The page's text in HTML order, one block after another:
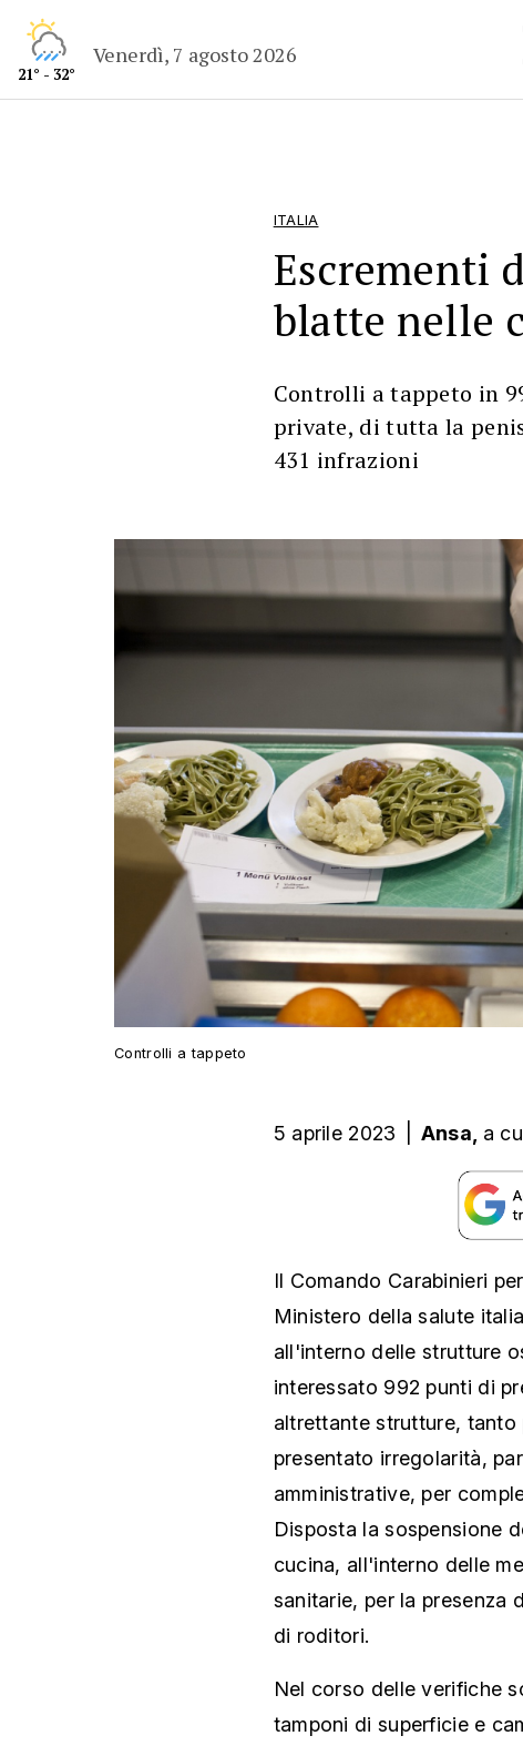
21° - 32°
Venerdì, 7 agosto 2026
ITALIA
Escrementi
blatte nelle
Controlli a tappeto in
private, di tutta la
431 infrazioni
Controlli a tappeto
5 aprile 2023 Ansa, a
Il Comando Carabinieri
Ministero della salute
all'interno delle strutture
interessato 992 punti di
altrettante strutture,
presentato irregolarità,
amministrative, per
Disposta la sospensione
cucina, all'interno delle
sanitarie, per la presenza
di roditori.
Nel corso delle verifiche
tamponi di superficie e